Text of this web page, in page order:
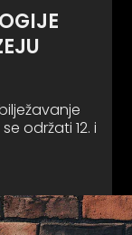
održati 12. i